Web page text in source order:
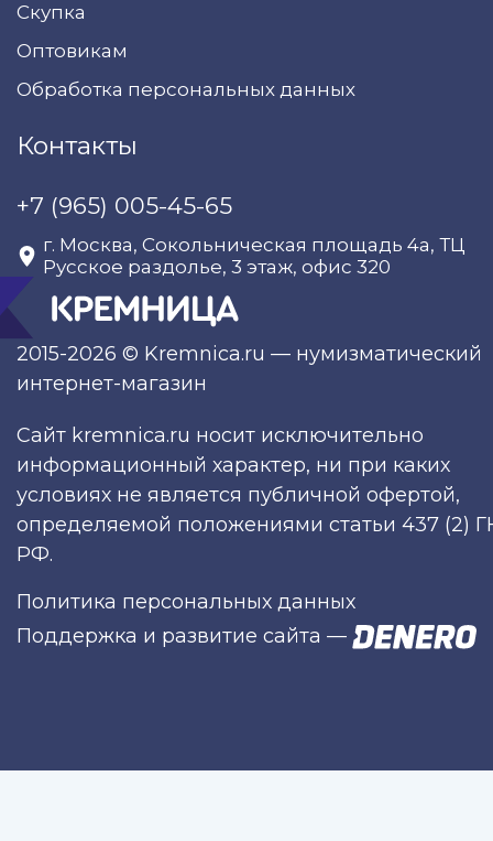
2015-2026 © Kremnica.ru — нумизматический
интернет-магазин
Скупка
Оптовикам
Обработка персональных данных
Контакты
+7 (965) 005-45-65
г. Москва, Сокольническая площадь 4а, ТЦ
Русское раздолье, 3 этаж, офис 320
Сайт kremnica.ru носит исключительно
информационный характер, ни при каких
условиях не является публичной офертой,
определяемой положениями статьи 437 (2)
РФ.
Политика персональных данных
Поддержка и развитие сайта —